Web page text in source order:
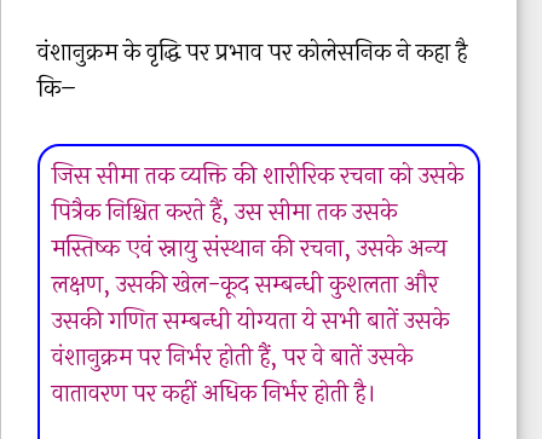
वंशानुक्रम के वृद्धि पर प्रभाव पर कोलेसनिक ने कहा है
कि–
जिस सीमा तक व्यक्ति की शारीरिक रचना को उसके
पित्रैक निश्चित करते हैं, उस सीमा तक उसके
मस्तिष्क एवं स्नायु संस्थान की रचना, उसके अन्य
लक्षण, उसकी खेल-कूद सम्बन्धी कुशलता और
उसकी गणित सम्बन्धी योग्यता ये सभी बातें उसके
वंशानुक्रम पर निर्भर होती हैं, पर वे बातें उसके
वातावरण पर कहीं अधिक निर्भर होती है।